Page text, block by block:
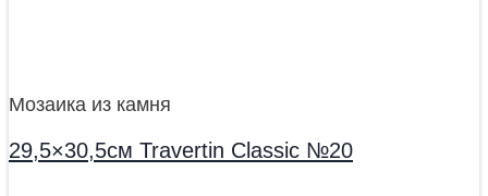
Мозаика из камня
29,5×30,5см Travertin Classic №20